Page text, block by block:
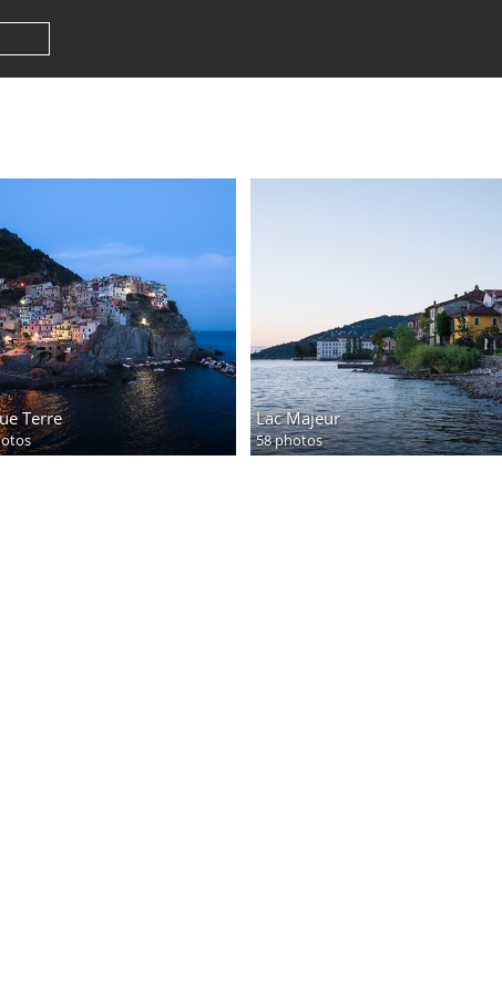
Terre Lac Majeur
58 photos